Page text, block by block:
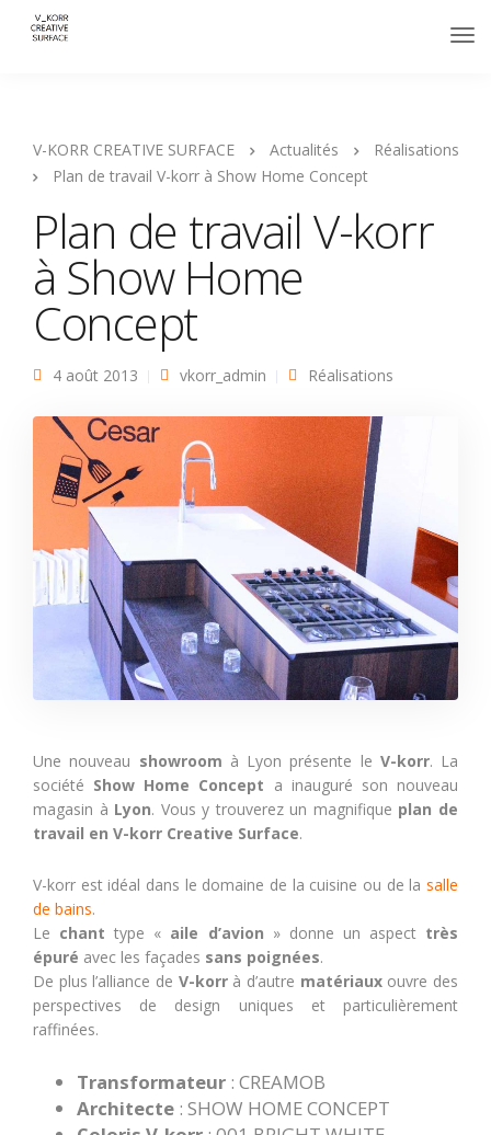
V-KORR CREATIVE SURFACE Actualités
Réalisations
Plan de travail V-korr à Show Home Concept
Plan de travail V-korr
à Show Home
Concept
4 août 2013 vkorr_admin Réalisations
Une nouveau showroom à Lyon présente le V-korr. La
société Show Home Concept a inauguré son nouveau
magasin à Lyon. Vous y trouverez un magnifique plan de
travail en V-korr Creative Surface.
V-korr est idéal dans le domaine de la cuisine ou de la salle
de bains.
Le chant type « aile d’avion » donne un aspect très
épuré avec les façades sans poignées.
De plus l’alliance de V-korrà d’autre matériauxouvre des
perspectives de design uniques et particulièrement
raffinées.
Transformateur : CREAMOB
Architecte : SHOW HOME CONCEPT